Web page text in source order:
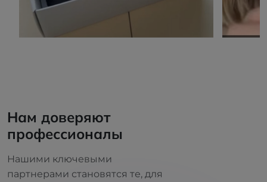
Нам доверяют
профессионалы
Нашими ключевыми
партнерами становятся те, для